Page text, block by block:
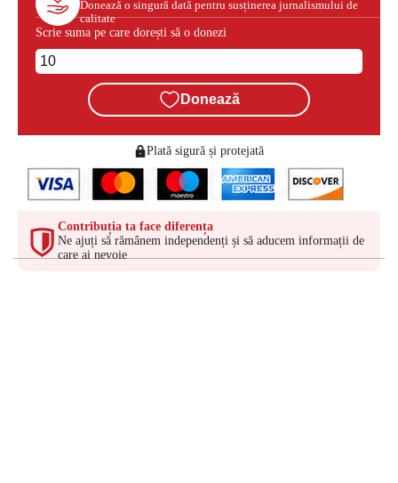
Donează o singură dată pentru susținerea jurnalismului de
calitate
Scrie suma pe care dorești să o donezi
Donează
Plată sigură și protejată
Contribuția ta face diferența
Ne ajuți să rămânem independenți și să aducem informații de
care ai nevoie